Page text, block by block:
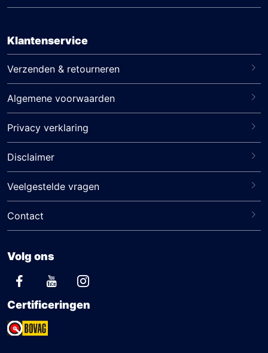
Klantenservice
Verzenden & retourneren
Algemene voorwaarden
Privacy verklaring
Disclaimer
Veelgestelde vragen
Contact
Volg ons
Certificeringen